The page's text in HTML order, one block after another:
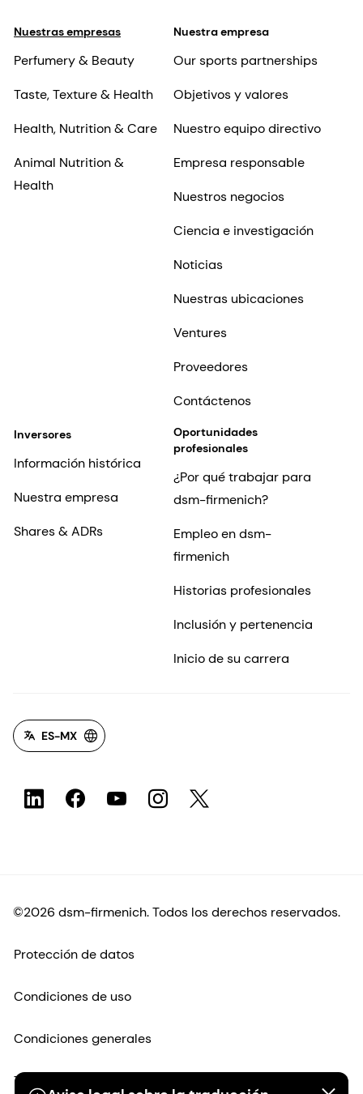
Nuestras empresas
Perfumery & Beauty
Taste, Texture & Health
Health, Nutrition & Care
Animal Nutrition &
Health
Nuestra empresa
Our sports partnerships
Objetivos y valores
Nuestro equipo directivo
Empresa responsable
Nuestros negocios
Ciencia e investigación
Noticias
Nuestras ubicaciones
Ventures
Proveedores
Contáctenos
Inversores
Información histórica
Nuestra empresa
Shares & ADRs
Oportunidades
profesionales
¿Por qué trabajar para
dsm-firmenich?
Empleo en dsm-
firmenich
Historias profesionales
Inclusión y pertenencia
Inicio de su carrera
ES-MX
©2026 dsm-firmenich. Todos los derechos reservados.
Protección de datos
Condiciones de uso
Condiciones generales
Transparencia en California